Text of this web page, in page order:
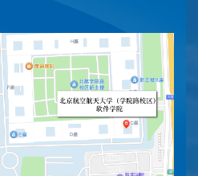
院按照《普通高等公司员工管理
规定》 的 有关要求，对所有考
生进...